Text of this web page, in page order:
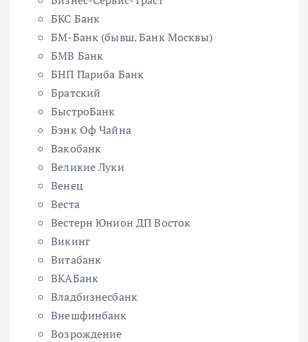
БКС Банк
БМ-Банк (бывш. Банк Москвы)
БМВ Банк
БНП Париба Банк
Братский
БыстроБанк
Бэнк Оф Чайна
Вакобанк
Великие Луки
Венец
Веста
Вестерн Юнион ДП Восток
Викинг
Витабанк
ВКАБанк
Владбизнесбанк
Внешфинбанк
Возрождение